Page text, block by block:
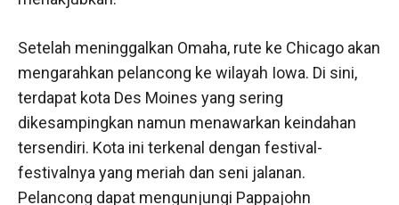
Setelah meninggalkan Omaha, rute ke Chicago akan
mengarahkan pelancong ke wilayah Iowa. Di sini,
terdapat kota Des Moines yang sering
dikesampingkan namun menawarkan keindahan
tersendiri. Kota ini terkenal dengan festival-
festivalnya yang meriah dan seni jalanan.
Pelancong dapat mengunjungi Pappajohn